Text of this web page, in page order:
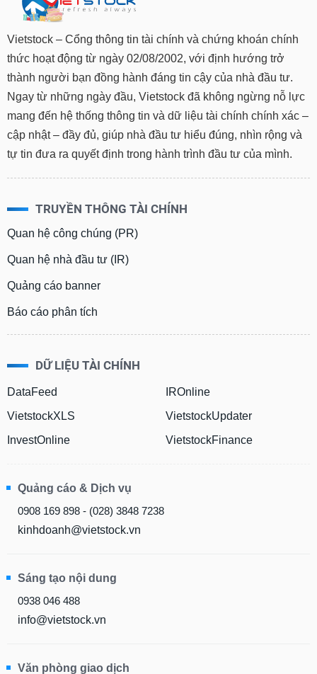
Vietstock – Cổng thông tin tài chính và chứng khoán chính
thức hoạt động từ ngày 02/08/2002, với định hướng trở
thành người bạn đồng hành đáng tin cậy của nhà đầu tư.
Ngay từ những ngày đầu, Vietstock đã không ngừng nỗ lực
mang đến hệ thống thông tin và dữ liệu tài chính chính xác –
cập nhật – đầy đủ, giúp nhà đầu tư hiểu đúng, nhìn rộng và
tự tin đưa ra quyết định trong hành trình đầu tư của mình.
TRUYỀN THÔNG TÀI CHÍNH
Quan hệ công chúng (PR)
Quan hệ nhà đầu tư (IR)
Quảng cáo banner
Báo cáo phân tích
DỮ LIỆU TÀI CHÍNH
DataFeed
VietstockXLS
InvestOnline
IROnline
VietstockUpdater
VietstockFinance
Quảng cáo & Dịch vụ
0908 169 898 - (028) 3848 7238
kinhdoanh@vietstock.vn
Sáng tạo nội dung
0938 046 488
info@vietstock.vn
Văn phòng giao dịch